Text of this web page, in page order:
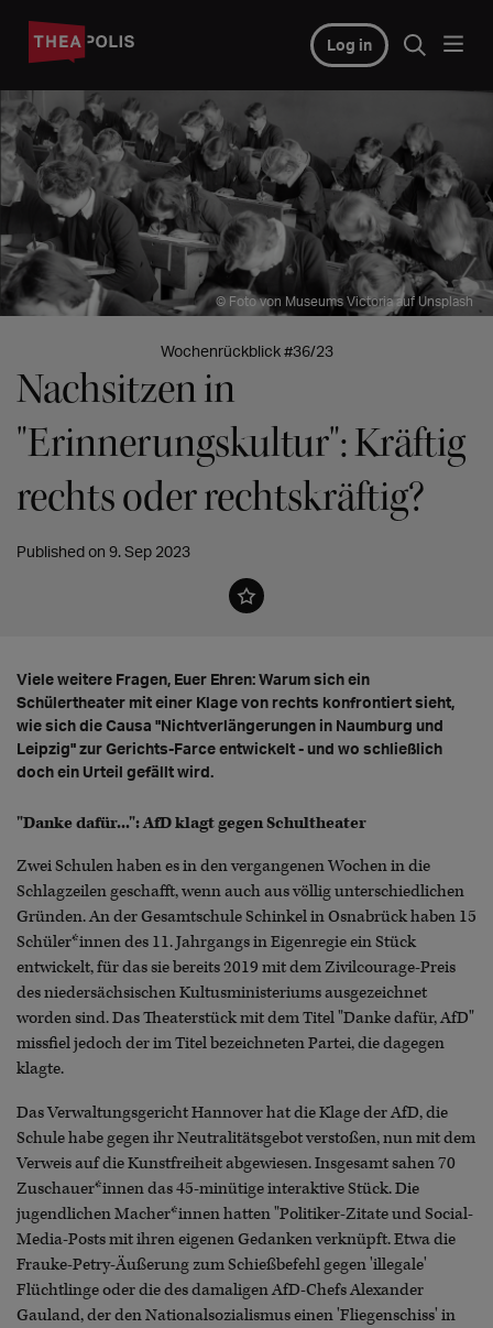
Log in
© Foto von Museums Victoria auf Unsplash
Wochenrückblick #36/23
Nachsitzen in
"Erinnerungskultur": Kräftig
rechts oder rechtskräftig?
Published on 9. Sep 2023
Viele weitere Fragen, Euer Ehren: Warum sich ein
Schülertheater mit einer Klage von rechts konfrontiert sieht,
wie sich die Causa "Nichtverlängerungen in Naumburg und
Leipzig" zur Gerichts-Farce entwickelt - und wo schließlich
doch ein Urteil gefällt wird.
"Danke dafür...": AfD klagt gegen Schultheater
Zwei Schulen haben es in den vergangenen Wochen in die
Schlagzeilen geschafft, wenn auch aus völlig unterschiedlichen
Gründen. An der Gesamtschule Schinkel in Osnabrück haben 15
Schüler*innen des 11. Jahrgangs in Eigenregie ein Stück
entwickelt, für das sie bereits 2019 mit dem Zivilcourage-Preis
des niedersächsischen Kultusministeriums ausgezeichnet
worden sind. Das Theaterstück mit dem Titel "Danke dafür, AfD"
missfiel jedoch der im Titel bezeichneten Partei, die dagegen
klagte.
Das Verwaltungsgericht Hannover hat die Klage der AfD, die
Schule habe gegen ihr Neutralitätsgebot verstoßen, nun mit dem
Verweis auf die Kunstfreiheit abgewiesen. Insgesamt sahen 70
Zuschauer*innen das 45-minütige interaktive Stück. Die
jugendlichen Macher*innen hatten "Politiker-Zitate und Social-
Media-Posts mit ihren eigenen Gedanken verknüpft. Etwa die
Frauke-Petry-Äußerung zum Schießbefehl gegen 'illegale'
Flüchtlinge oder die des damaligen AfD-Chefs Alexander
Gauland, der den Nationalsozialismus einen 'Fliegenschiss' in